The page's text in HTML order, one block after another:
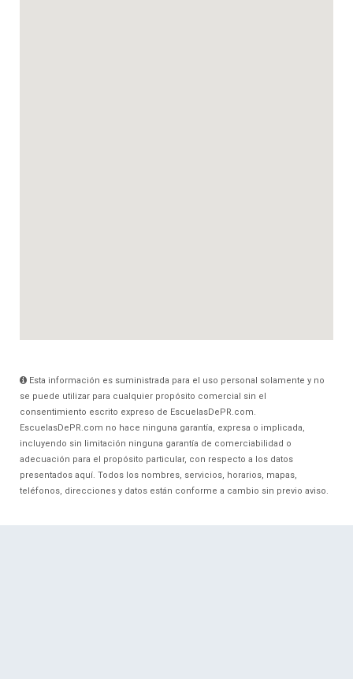
Esta información es suministrada para el uso personal solamente y no
se puede utilizar para cualquier propósito comercial sin el
consentimiento escrito expreso de EscuelasDePR.com.
EscuelasDePR.com no hace ninguna garantía, expresa o implicada,
incluyendo sin limitación ninguna garantía de comerciabilidad o
adecuación para el propósito particular, con respecto a los datos
presentados aquí. Todos los nombres, servicios, horarios, mapas,
teléfonos, direcciones y datos están conforme a cambio sin previo aviso.